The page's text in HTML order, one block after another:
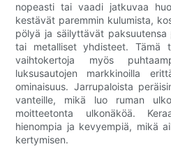
nopeasti tai vaadi jatkuvaa
kestävät paremmin kulumista,
pölyä ja säilyttävät
tai metalliset yhdisteet. Tämä
vaihtokertoja myös
luksusautojen markkinoilla
ominaisuus. Jarrupaloista
vanteille, mikä luo ruman
moitteetonta ulkonäköä.
hienompia ja kevyempiä, mikä
kertymisen.